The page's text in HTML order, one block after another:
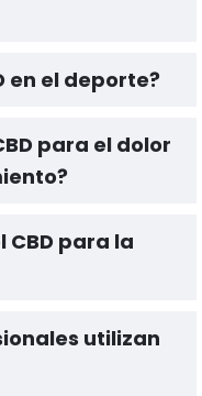
aconsejamos
con comida,
en el deporte?
musculares,
una sensación de
para el dolor
o mediante
en todo el cuerpo.
CBD para la
y promueven un
utilizan